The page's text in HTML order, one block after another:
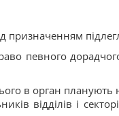
призначенням
певного
в орган планують
відділів і